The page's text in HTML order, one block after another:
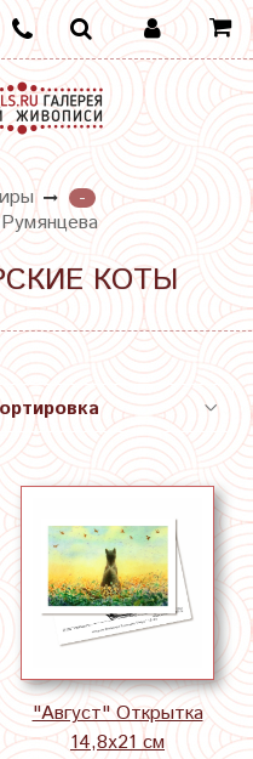
-
КОТЫ
"Август" Открытка
14,8х21 см